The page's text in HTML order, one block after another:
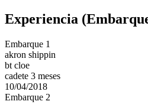
Experiencia
Embarque 1
akron shippin
bt cloe
cadete 3 meses
10/04/2018
Embarque 2